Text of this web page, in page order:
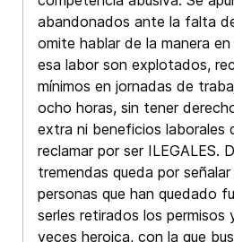
abandonados ante la falta
omite hablar de la manera
esa labor son explotados,
mínimos en jornadas de
ocho horas, sin tener
extra ni beneficios laborales
reclamar por ser ILEGALES.
tremendas queda por
personas que han quedado
serles retirados los permisos
veces heroica, con la que